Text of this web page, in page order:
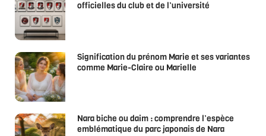
officielles du club et de l’université
Signification du prénom Marie et ses variantes
comme Marie-Claire ou Marielle
Nara biche ou daim : comprendre l’espèce
emblématique du parc japonais de Nara